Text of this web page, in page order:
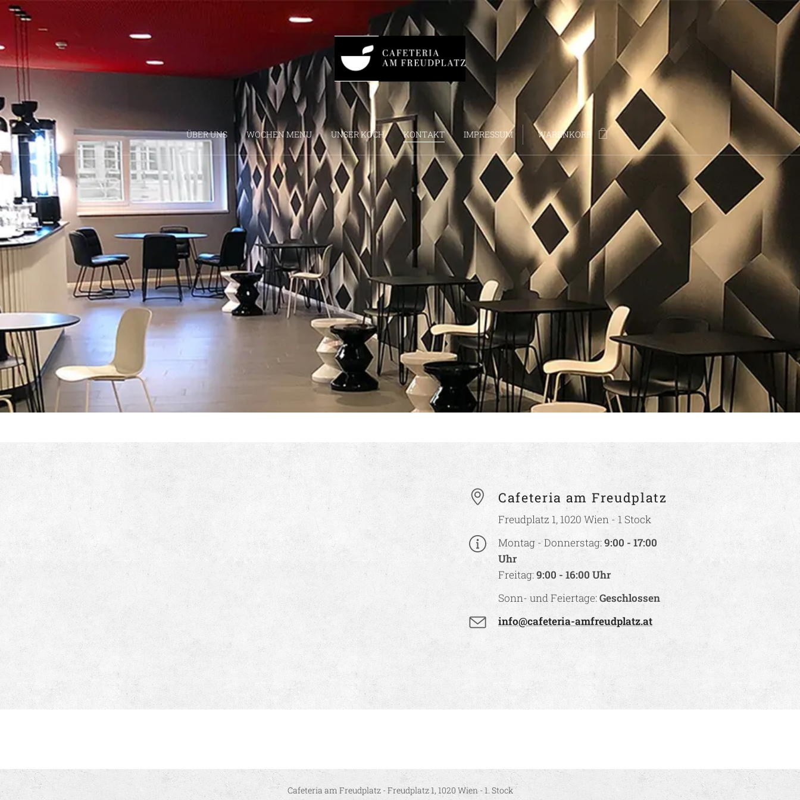
ÜBER UNS WOCHEN MENU UNSER KOCH KONTAKT IMPRESSUM WARENKORB
Cafeteria am Freudplatz
Freudplatz 1, 1020 Wien - 1 Stock
Montag - Donnerstag:9:00 - 17:00
Uhr
Freitag:9:00 - 16:00 Uhr
Sonn- und Feiertage:Geschlossen
info@cafeteria-amfreudplatz.at
Cafeteria am Freudplatz - Freudplatz 1, 1020 Wien - 1. Stock